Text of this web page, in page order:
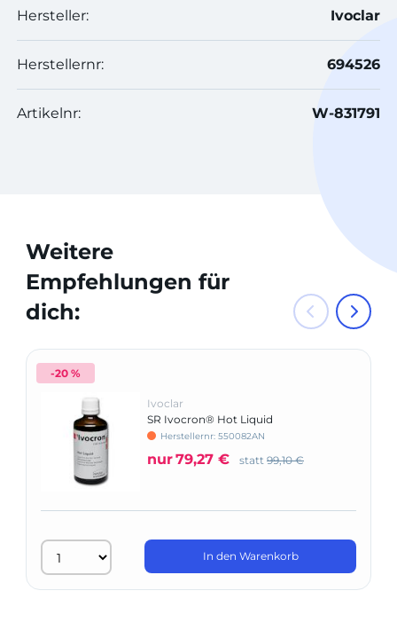
Hersteller: Ivoclar
Herstellernr: 694526
Artikelnr: W-831791
Weitere
Empfehlungen für
dich:
-20 %
Ivoclar
SR Ivocron® Hot Liquid
Herstellernr: 550082AN
nur79,27 € statt 99,10 €
In den Warenkorb